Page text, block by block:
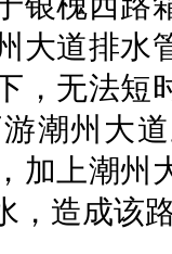
大道排水
，无法短
潮州大
加上潮州
，造成该